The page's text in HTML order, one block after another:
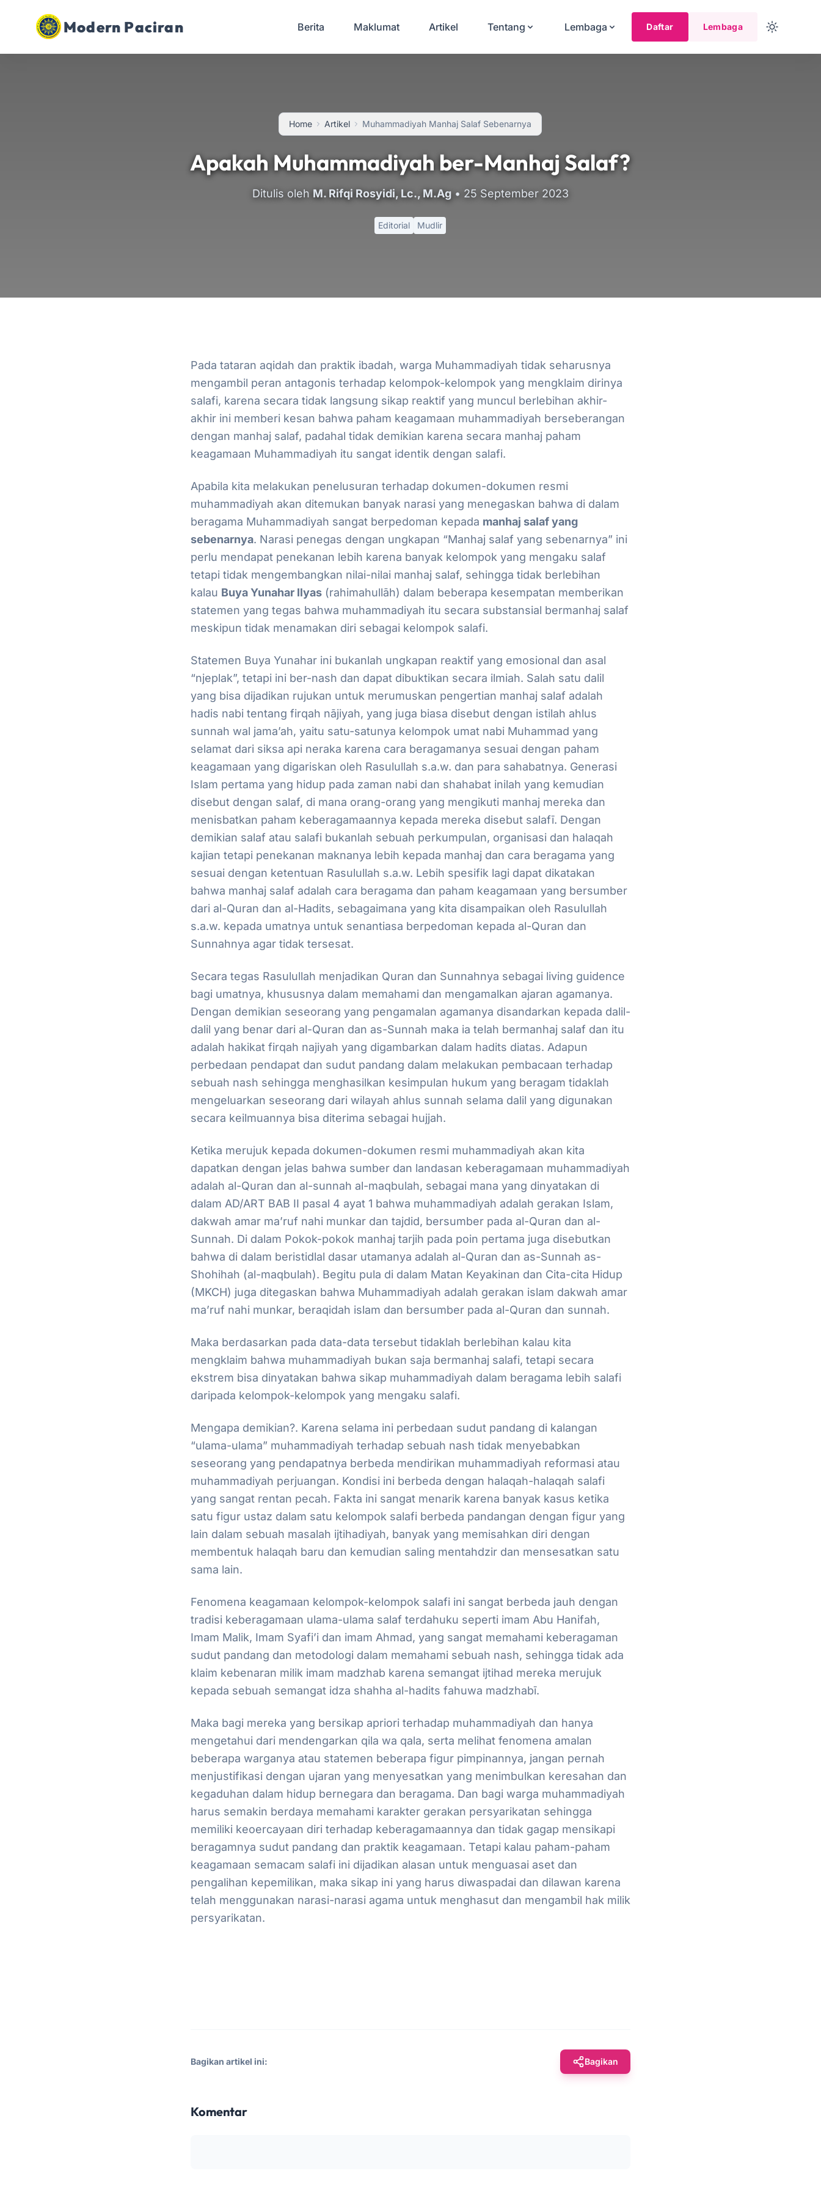
Modern Paciran Berita Maklumat Artikel Tentang Lembaga Daftar Lembaga
Home Artikel Muhammadiyah Manhaj Salaf Sebenarnya
Apakah Muhammadiyah ber-Manhaj Salaf?
Ditulis oleh M. Rifqi Rosyidi, Lc., M.Ag • 25 September 2023
Editorial Mudlir
Pada tataran aqidah dan praktik ibadah, warga Muhammadiyah tidak seharusnya
mengambil peran antagonis terhadap kelompok-kelompok yang mengklaim dirinya
salafi, karena secara tidak langsung sikap reaktif yang muncul berlebihan akhir-
akhir ini memberi kesan bahwa paham keagamaan muhammadiyah berseberangan
dengan manhaj salaf, padahal tidak demikian karena secara manhaj paham
keagamaan Muhammadiyah itu sangat identik dengan salafi.
Apabila kita melakukan penelusuran terhadap dokumen-dokumen resmi
muhammadiyah akan ditemukan banyak narasi yang menegaskan bahwa di dalam
beragama Muhammadiyah sangat berpedoman kepada manhaj salaf yang
sebenarnya. Narasi penegas dengan ungkapan “Manhaj salaf yang sebenarnya” ini
perlu mendapat penekanan lebih karena banyak kelompok yang mengaku salaf
tetapi tidak mengembangkan nilai-nilai manhaj salaf, sehingga tidak berlebihan
kalau Buya Yunahar Ilyas (rahimahullāh) dalam beberapa kesempatan memberikan
statemen yang tegas bahwa muhammadiyah itu secara substansial bermanhaj salaf
meskipun tidak menamakan diri sebagai kelompok salafi.
Statemen Buya Yunahar ini bukanlah ungkapan reaktif yang emosional dan asal
“njeplak”, tetapi ini ber-nash dan dapat dibuktikan secara ilmiah. Salah satu dalil
yang bisa dijadikan rujukan untuk merumuskan pengertian manhaj salaf adalah
hadis nabi tentang firqah nājiyah, yang juga biasa disebut dengan istilah ahlus
sunnah wal jama’ah, yaitu satu-satunya kelompok umat nabi Muhammad yang
selamat dari siksa api neraka karena cara beragamanya sesuai dengan paham
keagamaan yang digariskan oleh Rasulullah s.a.w. dan para sahabatnya. Generasi
Islam pertama yang hidup pada zaman nabi dan shahabat inilah yang kemudian
disebut dengan salaf, di mana orang-orang yang mengikuti manhaj mereka dan
menisbatkan paham keberagamaannya kepada mereka disebut salafī. Dengan
demikian salaf atau salafi bukanlah sebuah perkumpulan, organisasi dan halaqah
kajian tetapi penekanan maknanya lebih kepada manhaj dan cara beragama yang
sesuai dengan ketentuan Rasulullah s.a.w. Lebih spesifik lagi dapat dikatakan
bahwa manhaj salaf adalah cara beragama dan paham keagamaan yang bersumber
dari al-Quran dan al-Hadits, sebagaimana yang kita disampaikan oleh Rasulullah
s.a.w. kepada umatnya untuk senantiasa berpedoman kepada al-Quran dan
Sunnahnya agar tidak tersesat.
Secara tegas Rasulullah menjadikan Quran dan Sunnahnya sebagai living guidence
bagi umatnya, khususnya dalam memahami dan mengamalkan ajaran agamanya.
Dengan demikian seseorang yang pengamalan agamanya disandarkan kepada dalil-
dalil yang benar dari al-Quran dan as-Sunnah maka ia telah bermanhaj salaf dan itu
adalah hakikat firqah najiyah yang digambarkan dalam hadits diatas. Adapun
perbedaan pendapat dan sudut pandang dalam melakukan pembacaan terhadap
sebuah nash sehingga menghasilkan kesimpulan hukum yang beragam tidaklah
mengeluarkan seseorang dari wilayah ahlus sunnah selama dalil yang digunakan
secara keilmuannya bisa diterima sebagai hujjah.
Ketika merujuk kepada dokumen-dokumen resmi muhammadiyah akan kita
dapatkan dengan jelas bahwa sumber dan landasan keberagamaan muhammadiyah
adalah al-Quran dan al-sunnah al-maqbulah, sebagai mana yang dinyatakan di
dalam AD/ART BAB II pasal 4 ayat 1 bahwa muhammadiyah adalah gerakan Islam,
dakwah amar ma’ruf nahi munkar dan tajdid, bersumber pada al-Quran dan al-
Sunnah. Di dalam Pokok-pokok manhaj tarjih pada poin pertama juga disebutkan
bahwa di dalam beristidlal dasar utamanya adalah al-Quran dan as-Sunnah as-
Shohihah (al-maqbulah). Begitu pula di dalam Matan Keyakinan dan Cita-cita Hidup
(MKCH) juga ditegaskan bahwa Muhammadiyah adalah gerakan islam dakwah amar
ma’ruf nahi munkar, beraqidah islam dan bersumber pada al-Quran dan sunnah.
Maka berdasarkan pada data-data tersebut tidaklah berlebihan kalau kita
mengklaim bahwa muhammadiyah bukan saja bermanhaj salafi, tetapi secara
ekstrem bisa dinyatakan bahwa sikap muhammadiyah dalam beragama lebih salafi
daripada kelompok-kelompok yang mengaku salafi.
Mengapa demikian?. Karena selama ini perbedaan sudut pandang di kalangan
“ulama-ulama” muhammadiyah terhadap sebuah nash tidak menyebabkan
seseorang yang pendapatnya berbeda mendirikan muhammadiyah reformasi atau
muhammadiyah perjuangan. Kondisi ini berbeda dengan halaqah-halaqah salafi
yang sangat rentan pecah. Fakta ini sangat menarik karena banyak kasus ketika
satu figur ustaz dalam satu kelompok salafi berbeda pandangan dengan figur yang
lain dalam sebuah masalah ijtihadiyah, banyak yang memisahkan diri dengan
membentuk halaqah baru dan kemudian saling mentahdzir dan mensesatkan satu
sama lain.
Fenomena keagamaan kelompok-kelompok salafi ini sangat berbeda jauh dengan
tradisi keberagamaan ulama-ulama salaf terdahuku seperti imam Abu Hanifah,
Imam Malik, Imam Syafi’i dan imam Ahmad, yang sangat memahami keberagaman
sudut pandang dan metodologi dalam memahami sebuah nash, sehingga tidak ada
klaim kebenaran milik imam madzhab karena semangat ijtihad mereka merujuk
kepada sebuah semangat idza shahha al-hadits fahuwa madzhabī.
Maka bagi mereka yang bersikap apriori terhadap muhammadiyah dan hanya
mengetahui dari mendengarkan qila wa qala, serta melihat fenomena amalan
beberapa warganya atau statemen beberapa figur pimpinannya, jangan pernah
menjustifikasi dengan ujaran yang menyesatkan yang menimbulkan keresahan dan
kegaduhan dalam hidup bernegara dan beragama. Dan bagi warga muhammadiyah
harus semakin berdaya memahami karakter gerakan persyarikatan sehingga
memiliki keoercayaan diri terhadap keberagamaannya dan tidak gagap mensikapi
beragamnya sudut pandang dan praktik keagamaan. Tetapi kalau paham-paham
keagamaan semacam salafi ini dijadikan alasan untuk menguasai aset dan
pengalihan kepemilikan, maka sikap ini yang harus diwaspadai dan dilawan karena
telah menggunakan narasi-narasi agama untuk menghasut dan mengambil hak milik
persyarikatan.
Bagikan artikel ini: Bagikan
Komentar